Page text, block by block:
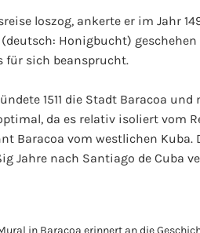
loszog, ankerte er im Jahr
Honigbucht)
für sich beansprucht.
1511 die Stadt Baracoa
da es relativ isoliert vom
Baracoa vom westlichen
Jahre nach Santiago de Cuba